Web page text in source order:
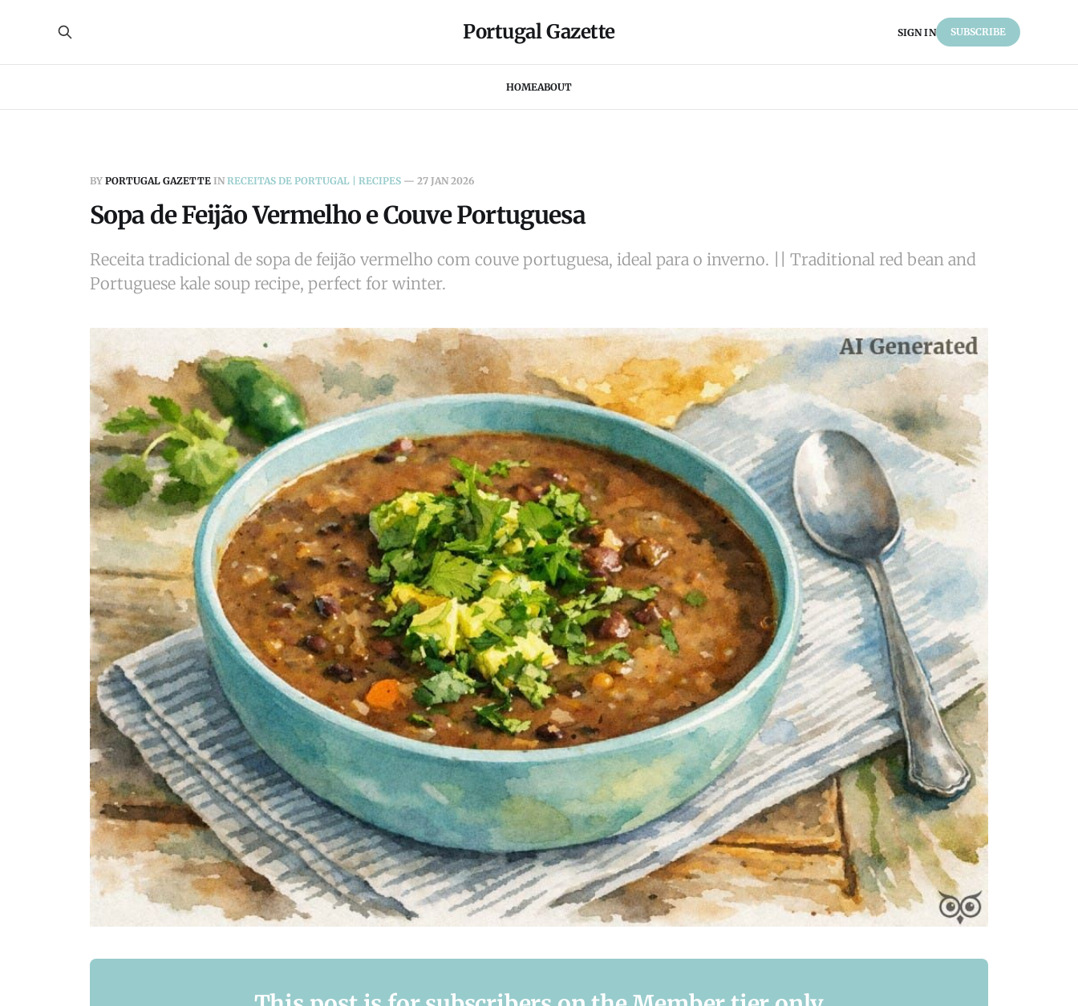
Portugal Gazette
HOMEABOUT
SIGN IN SUBSCRIBE
BY PORTUGAL GAZETTE IN RECEITAS DE PORTUGAL | RECIPES — 27 JAN 2026
Sopa de Feijão Vermelho e Couve Portuguesa
Receita tradicional de sopa de feijão vermelho com couve portuguesa, ideal para o inverno. || Traditional red bean and
Portuguese kale soup recipe, perfect for winter.